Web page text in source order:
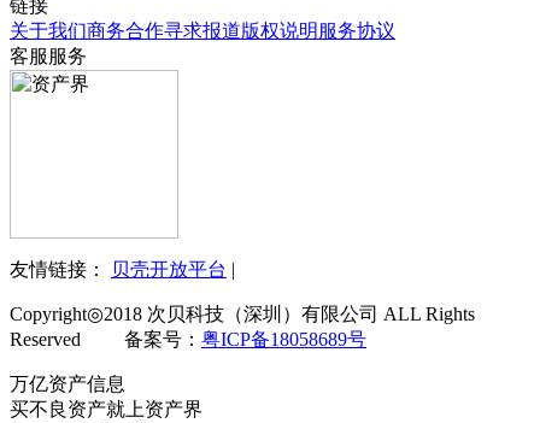
链接
关于我们商务合作寻求报道版权说明 服务协议
客服服务
友情链接： 贝壳开放平台 |
Copyright◎2018 次贝科技（深圳）有限公司 ALL Rights
Reserved 备案号： 粤ICP备18058689号
万亿资产信息
买不良资产就上资产界